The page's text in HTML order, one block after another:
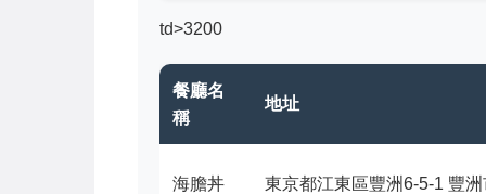
td>3200
餐廳名
稱
地址
海膽丼
東京都江東區豐洲6-5-1 豐洲